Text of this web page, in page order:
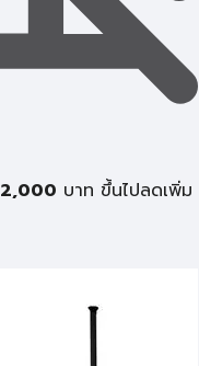
2,000 บาท ขึ้นไปลดเพิ่ม